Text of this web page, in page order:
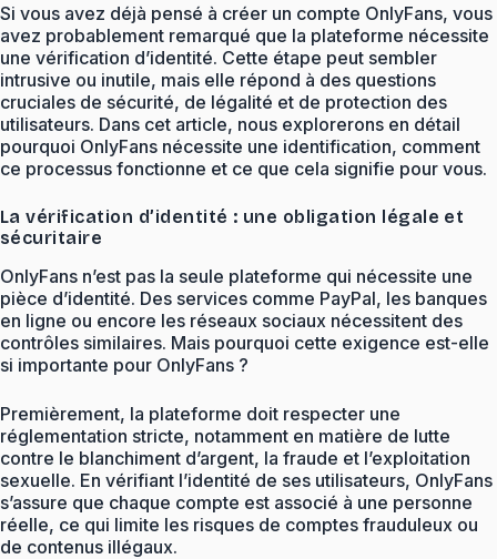
Si vous avez déjà pensé à créer un compte OnlyFans, vous
avez probablement remarqué que la plateforme nécessite
une vérification d’identité. Cette étape peut sembler
intrusive ou inutile, mais elle répond à des questions
cruciales de sécurité, de légalité et de protection des
utilisateurs. Dans cet article, nous explorerons en détail
pourquoi OnlyFans nécessite une identification, comment
ce processus fonctionne et ce que cela signifie pour vous.
La vérification d’identité : une obligation légale et
sécuritaire
OnlyFans n’est pas la seule plateforme qui nécessite une
pièce d’identité. Des services comme PayPal, les banques
en ligne ou encore les réseaux sociaux nécessitent des
contrôles similaires. Mais pourquoi cette exigence est-elle
si importante pour OnlyFans ?
Premièrement, la plateforme doit respecter une
réglementation stricte, notamment en matière de lutte
contre le blanchiment d’argent, la fraude et l’exploitation
sexuelle. En vérifiant l’identité de ses utilisateurs, OnlyFans
s’assure que chaque compte est associé à une personne
réelle, ce qui limite les risques de comptes frauduleux ou
de contenus illégaux.